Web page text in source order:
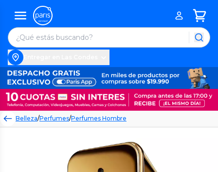
Belleza/Perfumes/Perfumes Hombre